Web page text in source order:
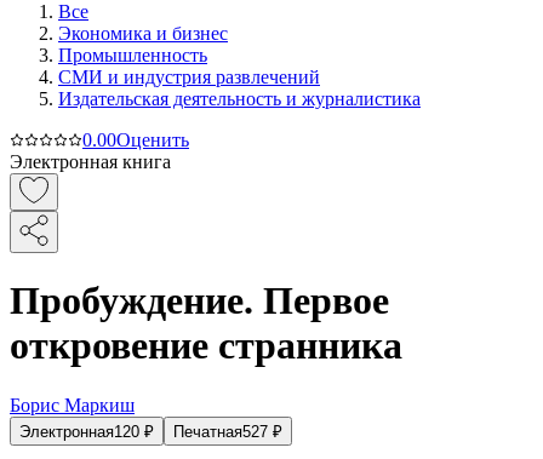
Все
Экономика и бизнес
Промышленность
СМИ и индустрия развлечений
Издательская деятельность и журналистика
0.00Оценить
Электронная книга
Пробуждение. Первое
откровение странника
Борис Маркиш
Электронная120 ₽ Печатная527 ₽